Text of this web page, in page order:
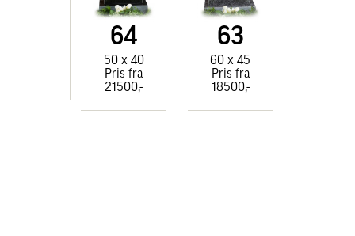
64
50 x 40
Pris fra
21500,-
63
60 x 45
Pris fra
18500,-